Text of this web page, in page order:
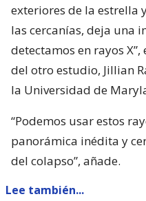
exteriores de la estrella
las cercanías, deja una
detectamos en rayos
del otro estudio, Jillian
la Universidad de
“Podemos usar estos
panorámica inédita y
del colapso”, añade.
Lee también...